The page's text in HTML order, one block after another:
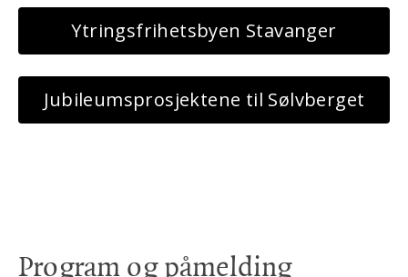
Ytringsfrihetsbyen Stavanger
Jubileumsprosjektene til Sølvberget
Program og påmelding